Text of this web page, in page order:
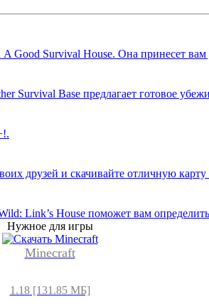
Good Survival House. Она принесет вам
Survival Base предлагает готовое
друзей и скачивайте отличную карту
Link’s House поможет вам
Нужное для игры
Minecraft
1.18 [131.85 МБ]